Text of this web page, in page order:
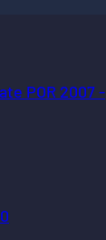
POR 2007 -